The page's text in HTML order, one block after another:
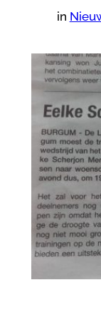
in